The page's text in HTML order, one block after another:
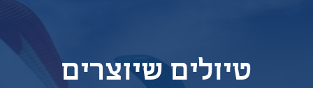
טיולים שיוצרים